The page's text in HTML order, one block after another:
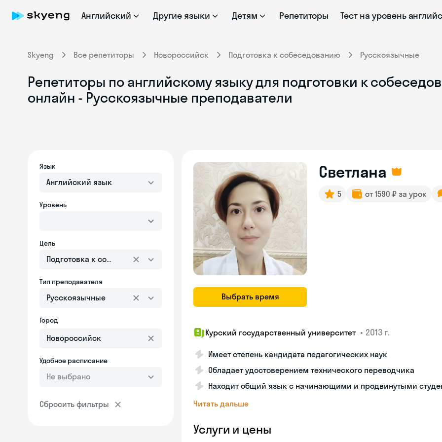
Английский Другие языки Детям Репетиторы Тест на уровень
Skyeng Все репетиторы Новороссийск Подготовка к собеседованию Русскоязычные
Репетиторы по английскому языку для подготовки к
онлайн - Русскоязычные преподаватели
Язык
Английский язык
Уровень
Цель
Подготовка к собеседованию
Тип преподавателя
Русскоязычные
Город
Удобное расписание
Не выбрано
Сбросить фильтры
Выбрать время
Светлана
5 от 1590 ₽ за урок
Курский государственный университет • 2013 г.
Имеет степень кандидата педагогических наук
Обладает удостоверением технического переводчика
Находит общий язык с начинающими и продвинутыми
Читать дальше
Услуги и цены